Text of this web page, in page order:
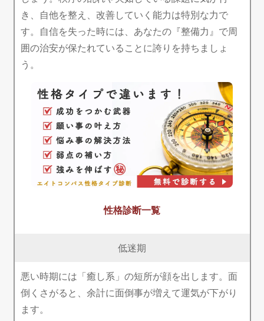
き、自他を整え、改善していく能力は特別な力で
す。自信を失った時には、あなたの『整備力』で周
囲の治安が保たれていることに誇りを持ちましょ
う。
性格診断一覧
低迷期
悪い時期には「癒し系」の短所が顔を出します。面
倒くさがると、余計に面倒事が増えて運気が下がり
ます。